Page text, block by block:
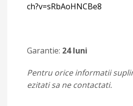
ch?v=sRbAoHNCBe8
Garantie: 24 luni
Pentru orice informatii
ezitati sa ne contactati.